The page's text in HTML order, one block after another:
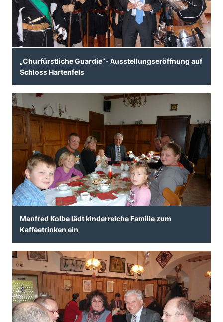
Churfürstliche Guardie“- Ausstellungseröffnung auf
Schloss Hartenfels
Manfred Kolbe lädt kinderreiche Familie zum
Kaffeetrinken ein